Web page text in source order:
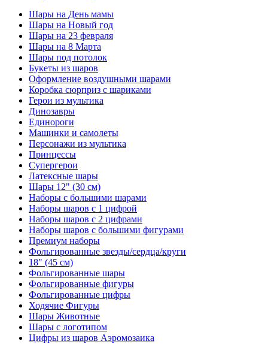
Шары на День мамы
Шары на Новый год
Шары на 23 февраля
Шары на 8 Марта
Шары под потолок
Букеты из шаров
Оформление воздушными шарами
Коробка сюрприз с шариками
Герои из мультика
Динозавры
Единороги
Машинки и самолеты
Персонажи из мультика
Принцессы
Супергерои
Латексные шары
Шары 12" (30 см)
Наборы с большими шарами
Наборы шаров с 1 цифрой
Наборы шаров с 2 цифрами
Наборы шаров с большими фигурами
Премиум наборы
Фольгированные звезды/сердца/круги
18" (45 см)
Фольгированные шары
Фольгированные фигуры
Фольгированные цифры
Ходячие Фигуры
Шары Животные
Шары с логотипом
Цифры из шаров Аэромозаика